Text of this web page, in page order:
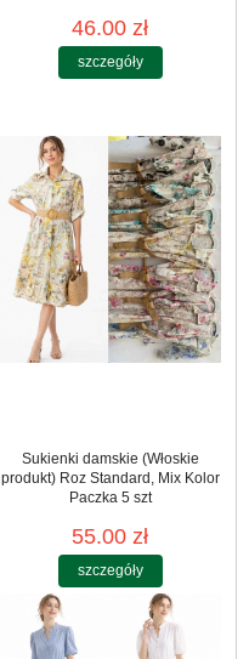
46.00 zł
szczegóły
Sukienki damskie (Włoskie
produkt) Roz Standard, Mix Kolor
Paczka 5 szt
55.00 zł
szczegóły